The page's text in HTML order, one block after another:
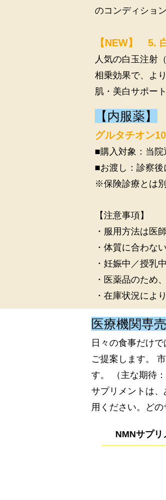
のコンディショ
【NEW】 5.
人気の白玉注射
相乗効果で、よ
肌・美白サポー
​【内服薬】
グルタチオン
■購入対象：当
■お渡し：診察後
※保険診療とは
【注意事項】
・服用方法は医
・体質に合わな
・妊娠中／授乳
・医薬品のため
・在庫状況によ
医療機関専
日々の食事だけ
ご提案します。
す。 （主な期待
サプリメントは、
用ください。ど
NMNサプ